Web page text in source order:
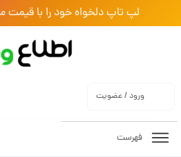
لپ تاپ دلخواه خود را با قیمت
ورود / عضویت
فهرست